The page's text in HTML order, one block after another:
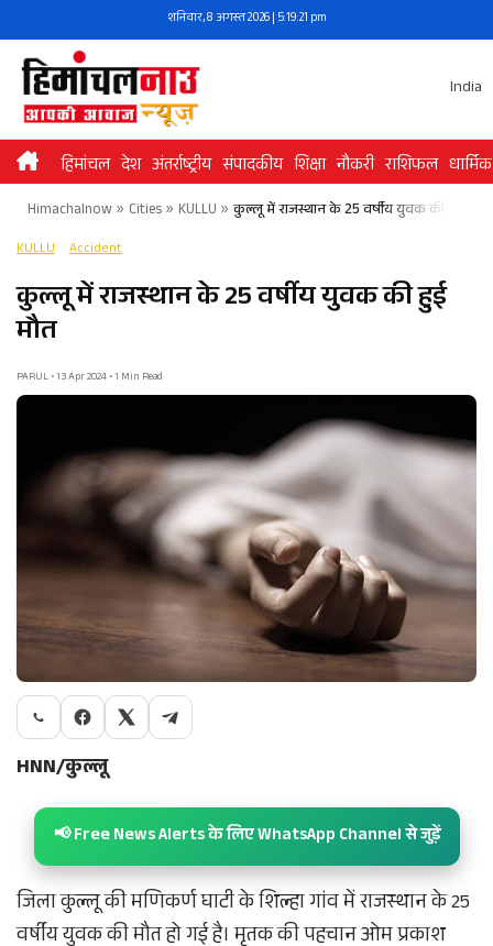
to
content
शनिवार, 8 अगस्त 2026 | 5:19:21 pm
India
हिमांचल देश अंतर्राष्ट्रीय संपादकीय शिक्षा नौकरी राशिफल धार्मिक
Himachalnow» Cities» KULLU » कुल्लू में राजस्थान के 25 वर्षीय युवक की हुई मौत
KULLU Accident
कुल्लू में राजस्थान के 25 वर्षीय युवक की हुई
मौत
PARUL • 13 Apr 2024 • 1 Min Read
HNN/कुल्लू
📢 Free News Alerts के लिए WhatsApp Channel से जुड़ें
जिला कुल्लू की मणिकर्ण घाटी के शिल्हा गांव में राजस्थान के 25
वर्षीय युवक की मौत हो गई है। मृतक की पहचान ओम प्रकाश